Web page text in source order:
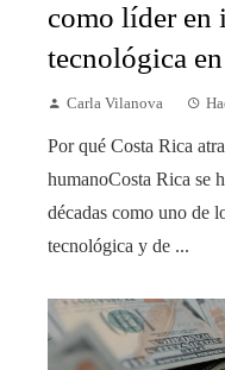
como líder en
tecnológica
Carla Vilanova
Por qué Costa Rica
humanoCosta Rica se
décadas como uno de
tecnológica y de ...